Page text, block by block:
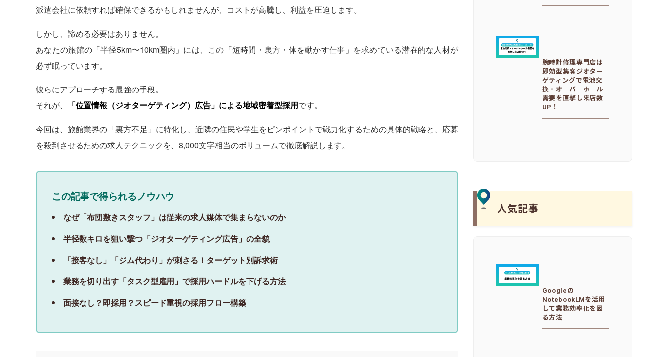
派遣会社に依頼すれば確保できるかもしれませんが、コストが高騰し、利益を圧迫します。
しかし、諦める必要はありません。
あなたの旅館の「半径5km〜10km圏内」には、この「短時間・裏方・体を動かす仕事」を求めている潜在的な人材が
必ず眠っています。
彼らにアプローチする最強の手段。
それが、
「位置情報（ジオターゲティング）広告」による地域密着型採用です。
今回は、旅館業界の「裏方不足」に特化し、近隣の住民や学生をピンポイントで戦力化するための具体的戦略と、応募
を殺到させるための求人テクニックを、8,000文字相当のボリュームで徹底解説します。
この記事で得られるノウハウ
なぜ「布団敷きスタッフ」は従来の求人媒体で集まらないのか
半径数キロを狙い撃つ「ジオターゲティング広告」の全貌
「接客なし」「ジム代わり」が刺さる！ターゲット別訴求術
業務を切り出す「タスク型雇用」で採用ハードルを下げる方法
面接なし？即採用？スピード重視の採用フロー構築
腕時計修理専門店は
即効型集客ジオター
ゲティングで電池交
換・オーバーホール
需要を直撃し来店数
UP！
人気記事
Googleの
NotebookLMを活用
して業務効率化を図
る方法